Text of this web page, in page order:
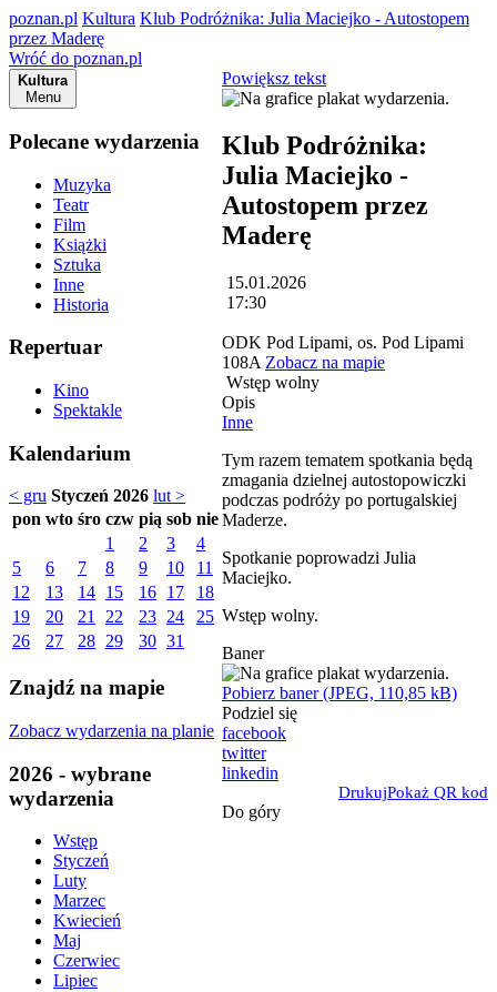
poznan.pl Kultura Klub Podróżnika: Julia Maciejko - Autostopem
przez Maderę
Wróć do poznan.pl
Kultura
Menu
Polecane wydarzenia
Muzyka
Teatr
Film
Książki
Sztuka
Inne
Historia
Repertuar
Kino
Spektakle
Kalendarium
< gru Styczeń 2026 lut >
pon wto śro czw pią sob nie
1
2 3
4
5
6 7 8 9 10
11
12
13 14 15 16 17
18
19
20 21 22 23 24
25
26
27 28 29 30 31
Znajdź na mapie
Zobacz wydarzenia na planie
2026 - wybrane
wydarzenia
Wstęp
Styczeń
Luty
Marzec
Kwiecień
Maj
Czerwiec
Lipiec
Powiększ tekst
Klub Podróżnika:
Julia Maciejko -
Autostopem przez
Maderę
15.01.2026
17:30
ODK Pod Lipami, os. Pod Lipami
108A Zobacz na mapie
Wstęp wolny
Opis
Inne
Tym razem tematem spotkania będą
zmagania dzielnej autostopowiczki
podczas podróży po portugalskiej
Maderze.
Spotkanie poprowadzi Julia
Maciejko.
Wstęp wolny.
Baner
Pobierz baner (JPEG, 110,85 kB)
Podziel się
facebook
twitter
linkedin
DrukujPokaż QR kod
Do góry